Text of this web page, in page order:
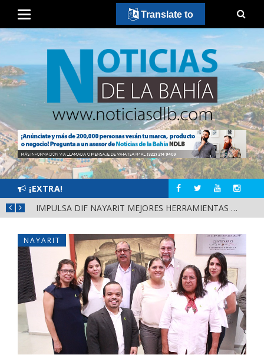
¡EXTRA!
IMPULSA DIF NAYARIT MEJORES HERRAMIENTAS DE APRENDIZAJE PARA ESCUELAS DE CUATRO MUNICIPIOS
NAYARIT
Translate to